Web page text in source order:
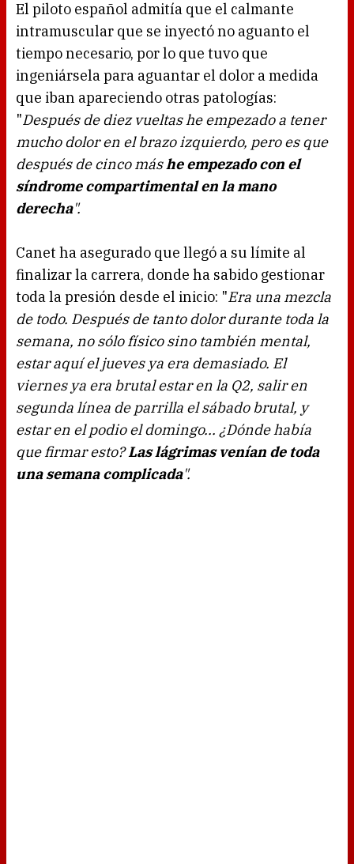
El piloto español admitía que el calmante
intramuscular que se inyectó no aguanto el
tiempo necesario, por lo que tuvo que
ingeniársela para aguantar el dolor a medida
que iban apareciendo otras patologías:
"Después de diez vueltas he empezado a tener
mucho dolor en el brazo izquierdo, pero es que
después de cinco máshe empezado con el
síndrome compartimental en la mano
derecha".
Canet ha asegurado que llegó a su límite al
finalizar la carrera, donde ha sabido gestionar
toda la presión desde el inicio: "Era una mezcla
de todo. Después de tanto dolor durante toda la
semana, no sólo físico sino también mental,
estar aquí el jueves ya era demasiado. El
viernes ya era brutal estar en la Q2, salir en
segunda línea de parrilla el sábado brutal, y
estar en el podio el domingo... ¿Dónde había
que firmar esto?Las lágrimas venían de toda
una semana complicada".